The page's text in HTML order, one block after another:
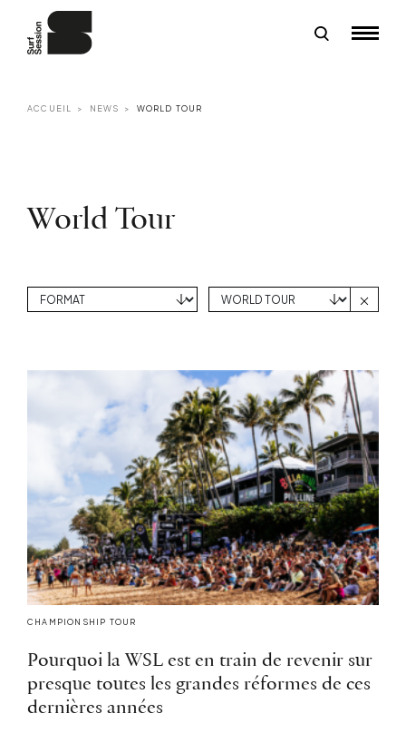
ACCUEIL NEWS WORLD TOUR
World Tour
CHAMPIONSHIP TOUR
Pourquoi la WSL est en train de revenir sur
presque toutes les grandes réformes de ces
dernières années